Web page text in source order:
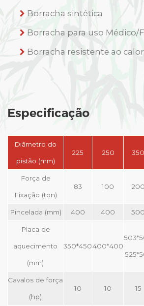
Borracha sintética
Borracha para uso Médico/
Borracha resistente ao calor
Especificação
Diâmetro do
pistão (mm)
225 250 350
Força de
Fixação (ton)
83 100 200
Pincelada (mm) 400 400 500
Placa de
aquecimento
(mm)
350*450400*400
Cavalos de força
(hp)
10 10 15